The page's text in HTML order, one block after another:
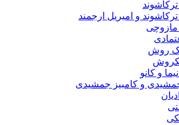
و امیریل ارجمند
روش
و کانو
و کامبیز جمشیدی